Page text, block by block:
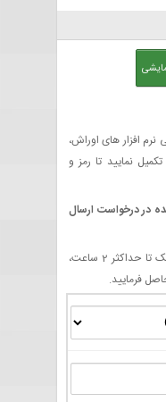
افزار های اوراش،
نمایید تا رمز و
در درخواست ارسال
کاربر گرامی در صورت عدم دریافت پیامک تا حداکثر 2 ساعت،
فرمایید.